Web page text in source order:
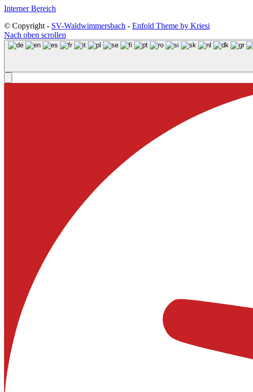
Interner Bereich
© Copyright - SV-Waldwimmersbach - Enfold Theme by Kriesi
Nach oben scrollen